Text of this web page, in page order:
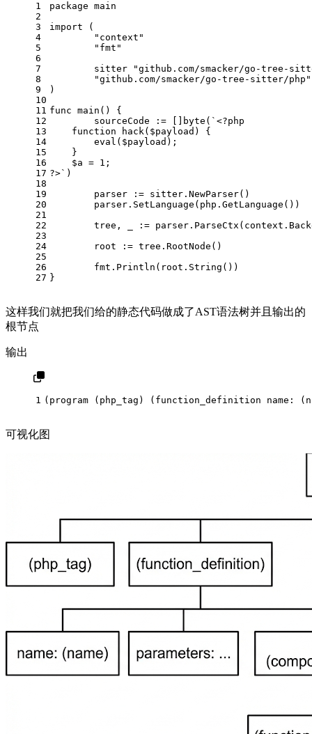
1
2
3
4
5
6
7
8
9
10
11
12
13
14
15
16
17
18
19
20
21
22
23
24
25
26
27
package main
import (
"context"
"fmt"
	sitter
"github.com/smacker/go-tree-
"github.com/smacker/go-tree-sitter/php"
)
func main ()
{
	sourceCode := []
byte ( `<?php
    function hack($payload) {
        eval($payload);
    }
    $a = 1;
?>` )
	parser := sitter.NewParser()
	parser.SetLanguage(php.GetLanguage())
tree, _ :=
	root := tree.RootNode()
	fmt.Println(root.String())
}
这样我们就把我们给的静态代码做成了AST语法树并且输出的
根节点
输出
1 (program (php_tag) (function_definition name:
可视化图